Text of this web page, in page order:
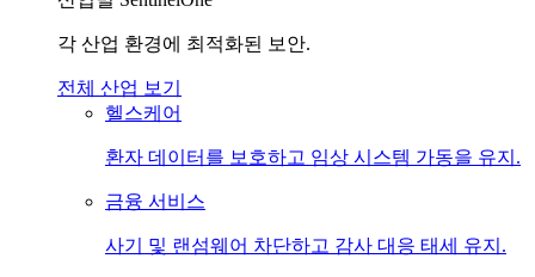
각 산업 환경에 최적화된 보안.
전체 산업 보기
헬스케어
환자 데이터를 보호하고 임상 시스템 가동을 유지.
금융 서비스
사기 및 랜섬웨어 차단하고 감사 대응 태세 유지.